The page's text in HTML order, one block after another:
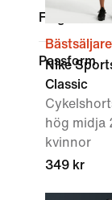
Färg
Passform
Bästsäljare
Nike
Classic
hög midja
kvinnor
349 kr